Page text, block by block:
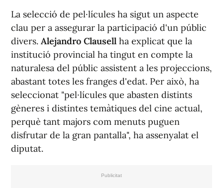
La selecció de pel·lícules ha sigut un aspecte
clau per a assegurar la participació d'un públic
divers. Alejandro Clausell ha explicat que la
institució provincial ha tingut en compte la
naturalesa del públic assistent a les projeccions,
abastant totes les franges d'edat. Per això, ha
seleccionat "pel·lícules que abasten distints
gèneres i distintes temàtiques del cine actual,
perquè tant majors com menuts puguen
disfrutar de la gran pantalla", ha assenyalat el
diputat.